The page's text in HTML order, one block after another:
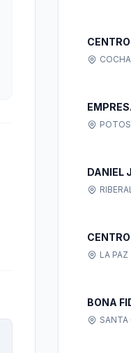
DANIEL
LA PAZ
BONA
SANTA